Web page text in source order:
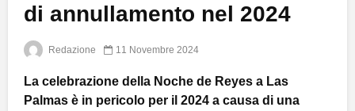
di annullamento nel 2024
Redazione 11 Novembre 2024
La celebrazione della Noche de Reyes a Las
Palmas è in pericolo per il 2024 a causa di una